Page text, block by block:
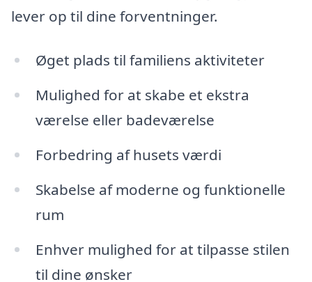
lever op til dine forventninger.
Øget plads til familiens aktiviteter
Mulighed for at skabe et ekstra
værelse eller badeværelse
Forbedring af husets værdi
Skabelse af moderne og funktionelle
rum
Enhver mulighed for at tilpasse stilen
til dine ønsker